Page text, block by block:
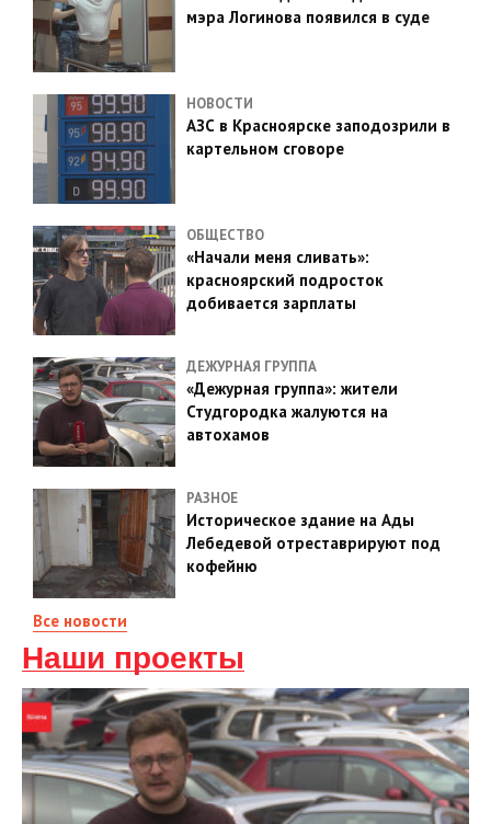
мэра Логинова появился в суде
НОВОСТИ
АЗС в Красноярске заподозрили в
картельном сговоре
ОБЩЕСТВО
«Начали меня сливать»:
красноярский подросток
добивается зарплаты
ДЕЖУРНАЯ ГРУППА
«Дежурная группа»: жители
Студгородка жалуются на
автохамов
РАЗНОЕ
Историческое здание на Ады
Лебедевой отреставрируют под
кофейню
Все новости
Наши проекты